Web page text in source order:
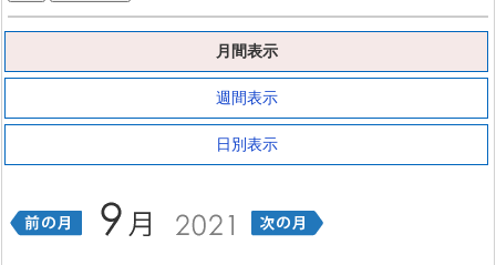
月間表示
週間表示
日別表示